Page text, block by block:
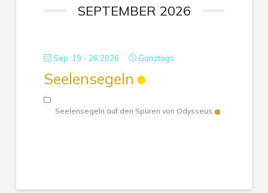
SEPTEMBER 2026
Sep. 19 - 26 2026 Ganztags
Seelensegeln
Seelensegeln auf den Spuren von Odysseus